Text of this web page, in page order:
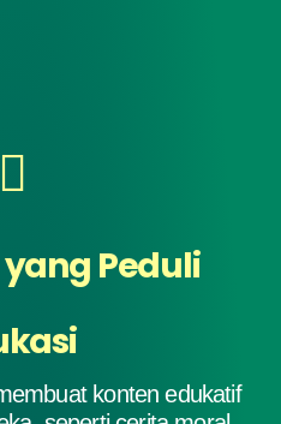
Peduli
konten edukatif